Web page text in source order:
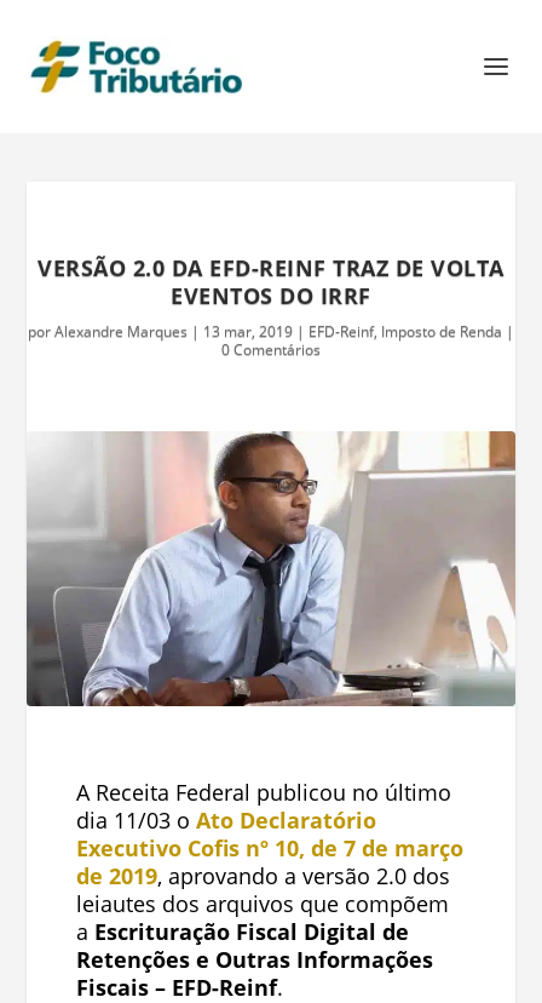
VERSÃO 2.0 DA EFD-REINF TRAZ DE VOLTA
EVENTOS DO IRRF
porAlexandre Marques | 13 mar, 2019 | EFD-Reinf, Imposto de Renda |
0 Comentários
A Receita Federal publicou no último
dia 11/03 o Ato Declaratório
Executivo Cofis nº 10, de 7 de março
de 2019, aprovando a versão 2.0 dos
leiautes dos arquivos que compõem
a Escrituração Fiscal Digital de
Retenções e Outras Informações
Fiscais – EFD-Reinf.